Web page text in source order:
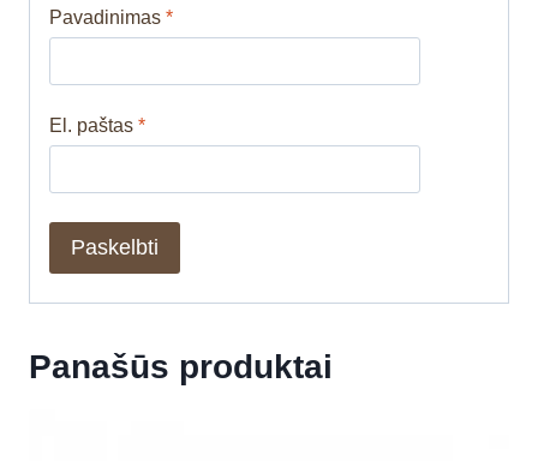
Pavadinimas *
El. paštas *
Panašūs produktai